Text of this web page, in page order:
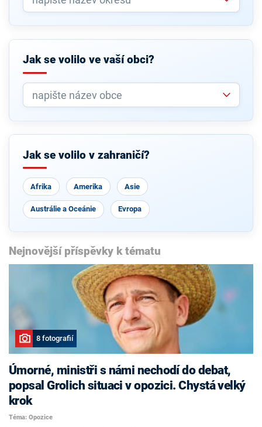
Jak se volilo ve vaší obci?
Jak se volilo v zahraničí?
Afrika Amerika Asie
Austrálie a Oceánie Evropa
Nejnovější příspěvky k tématu
8 fotografií
Úmorné, ministři s námi nechodí do debat,
popsal Grolich situaci v opozici. Chystá velký
krok
Téma: Opozice